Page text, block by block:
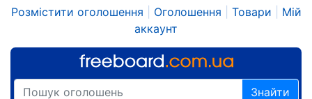
Розмістити оголошення Оголошення Товари
Мій
аккаунт
Знайти